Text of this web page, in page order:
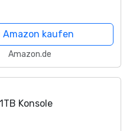
Amazon kaufen
Amazon.de
Konsole